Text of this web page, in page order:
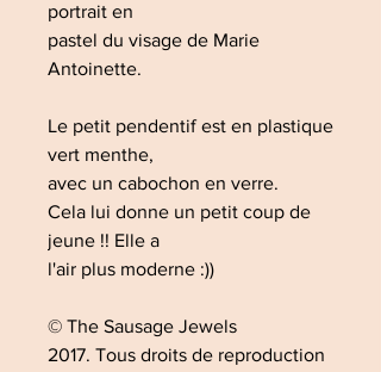
portrait en
pastel du visage de Marie
Antoinette.
Le petit pendentif est en plastique
vert menthe,
avec un cabochon en verre.
Cela lui donne un petit coup de
jeune !! Elle a
l'air plus moderne :))
© The Sausage Jewels
2017. Tous droits de reproduction